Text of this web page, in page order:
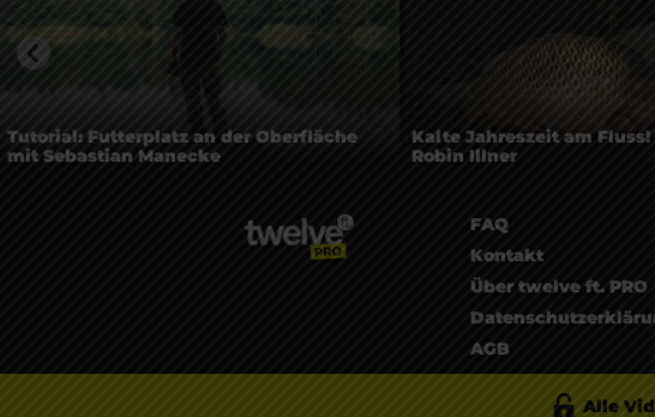
Alle
Tutorial: Futterplatz an der Oberfläche
mit Sebastian Manecke
Kalte Jahreszeit am
Robin Illner
FAQ
Kontakt
Über twelve ft. PRO
AGB
Impressum